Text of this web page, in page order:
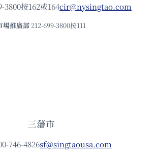
3800按162或164cir@nysingtao.com
場推廣部 212-699-3800按111
三藩市
746-4826sf@singtaousa.com